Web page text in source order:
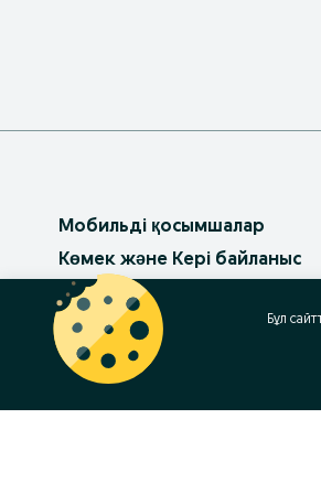
Мобильді қосымшалар
Көмек және Кері байланыс
Жарнамалық қызметтер
OLX-тегі бизнес
OLX блогы
Бұл